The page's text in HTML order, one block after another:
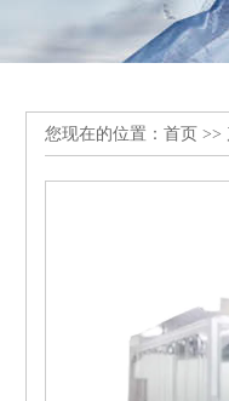
您现在的位置： 首页 >>